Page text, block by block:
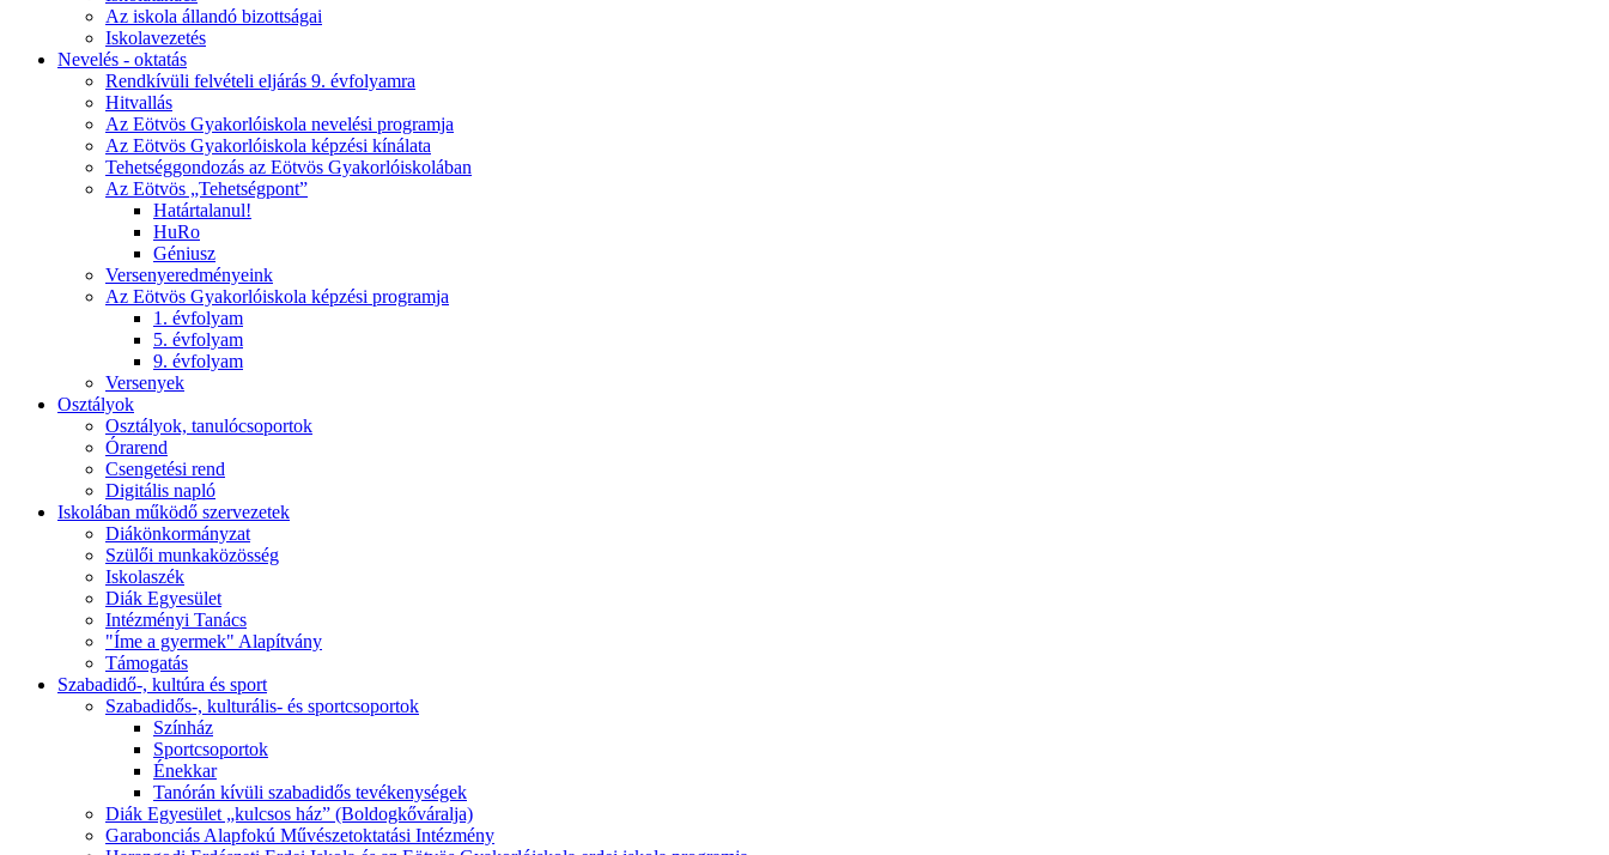
Az iskola állandó bizottságai
Iskolavezetés
Nevelés - oktatás
Rendkívüli felvételi eljárás 9. évfolyamra
Hitvallás
Az Eötvös Gyakorlóiskola nevelési programja
Az Eötvös Gyakorlóiskola képzési kínálata
Tehetséggondozás az Eötvös Gyakorlóiskolában
Az Eötvös „Tehetségpont”
Határtalanul!
HuRo
Géniusz
Versenyeredményeink
Az Eötvös Gyakorlóiskola képzési programja
1. évfolyam
5. évfolyam
9. évfolyam
Versenyek
Osztályok
Osztályok, tanulócsoportok
Órarend
Csengetési rend
Digitális napló
Iskolában működő szervezetek
Diákönkormányzat
Szülői munkaközösség
Iskolaszék
Diák Egyesület
Intézményi Tanács
"Íme a gyermek" Alapítvány
Támogatás
Szabadidő-, kultúra és sport
Szabadidős-, kulturális- és sportcsoportok
Színház
Sportcsoportok
Énekkar
Tanórán kívüli szabadidős tevékenységek
Diák Egyesület „kulcsos ház” (Boldogkőváralja)
Garabonciás Alapfokú Művészetoktatási Intézmény